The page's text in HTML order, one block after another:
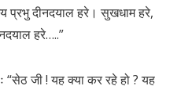
प्रभु दीनदयाल हरे। सुखधाम हरे,
हरे…..”
“सेठ जी ! यह क्या कर रहे हो ? यह